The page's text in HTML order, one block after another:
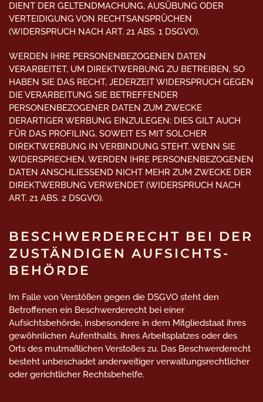
DIENT DER GELTENDMACHUNG, AUSÜBUNG ODER
VERTEIDIGUNG VON RECHTSANSPRÜCHEN
(WIDERSPRUCH NACH ART. 21 ABS. 1 DSGVO).
WERDEN IHRE PERSONENBEZOGENEN DATEN
VERARBEITET, UM DIREKTWERBUNG ZU BETREIBEN, SO
HABEN SIE DAS RECHT, JEDERZEIT WIDERSPRUCH GEGEN
DIE VERARBEITUNG SIE BETREFFENDER
PERSONENBEZOGENER DATEN ZUM ZWECKE
DERARTIGER WERBUNG EINZULEGEN; DIES GILT AUCH
FÜR DAS PROFILING, SOWEIT ES MIT SOLCHER
DIREKTWERBUNG IN VERBINDUNG STEHT. WENN SIE
WIDERSPRECHEN, WERDEN IHRE PERSONENBEZOGENEN
DATEN ANSCHLIESSEND NICHT MEHR ZUM ZWECKE DER
DIREKTWERBUNG VERWENDET (WIDERSPRUCH NACH
ART. 21 ABS. 2 DSGVO).
BESCHWERDE­RECHT BEI DER
ZUSTÄNDIGEN AUFSICHTS­
BEHÖRDE
Im Falle von Verstößen gegen die DSGVO steht den
Betroffenen ein Beschwerderecht bei einer
Aufsichtsbehörde, insbesondere in dem Mitgliedstaat ihres
gewöhnlichen Aufenthalts, ihres Arbeitsplatzes oder des
Orts des mutmaßlichen Verstoßes zu. Das Beschwerderecht
besteht unbeschadet anderweitiger verwaltungsrechtlicher
oder gerichtlicher Rechtsbehelfe.